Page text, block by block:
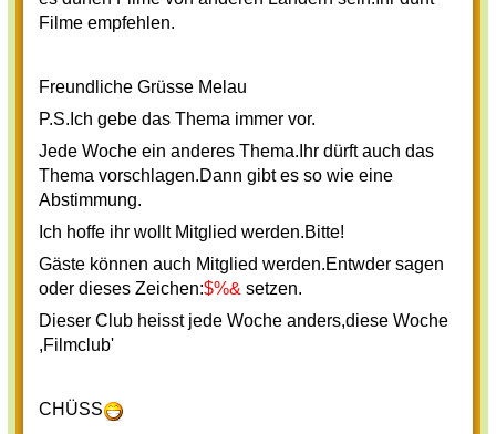
Filme empfehlen.
Freundliche Grüsse Melau
P.S.Ich gebe das Thema immer vor.
Jede Woche ein anderes Thema.Ihr dürft auch das
Thema vorschlagen.Dann gibt es so wie eine
Abstimmung.
Ich hoffe ihr wollt Mitglied werden.Bitte!
Gäste können auch Mitglied werden.Entwder sagen
oder dieses Zeichen:$%& setzen.
Dieser Club heisst jede Woche anders,diese Woche
,Filmclub'
CHÜSS